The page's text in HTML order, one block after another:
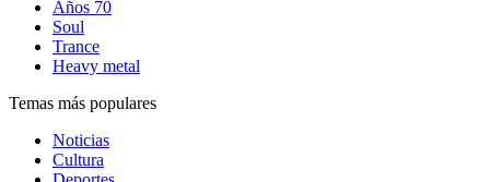
Años 70
Soul
Trance
Heavy metal
Temas más populares
Noticias
Cultura